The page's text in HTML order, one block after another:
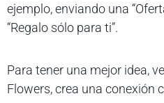
ejemplo, enviando una
“Regalo sólo para ti”.
Para tener una mejor idea,
Flowers, crea una conexión